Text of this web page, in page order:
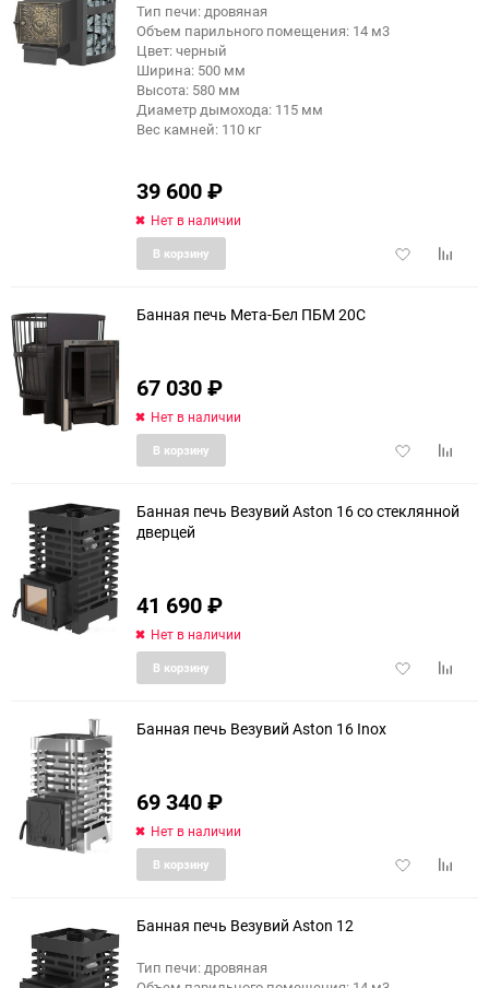
Тип печи: дровяная
Объем парильного помещения: 14 м3
Цвет: черный
Ширина: 500 мм
Высота: 580 мм
Диаметр дымохода: 115 мм
Вес камней: 110 кг
39 600₽
Нет в наличии
Добавить
В корзину
Банная печь Мета-Бел ПБМ 20С
67 030₽
Нет в наличии
Добавить
В корзину
Банная печь Везувий Aston 16 со стеклянной
дверцей
41 690₽
Нет в наличии
Добавить
В корзину
Банная печь Везувий Aston 16 Inox
69 340₽
Нет в наличии
Добавить
В корзину
Банная печь Везувий Aston 12
Тип печи: дровяная